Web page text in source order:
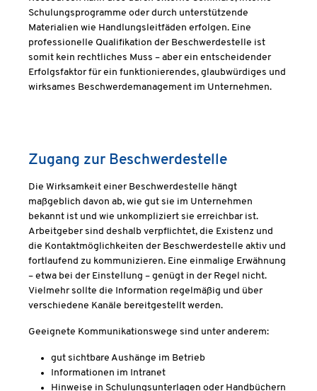
Schulungsprogramme oder durch unterstützende
Materialien wie Handlungsleitfäden erfolgen. Eine
professionelle Qualifikation der Beschwerdestelle ist
somit kein rechtliches Muss – aber ein entscheidender
Erfolgsfaktor für ein funktionierendes, glaubwürdiges und
wirksames Beschwerdemanagement im Unternehmen.
Zugang zur Beschwerdestelle
Die Wirksamkeit einer Beschwerdestelle hängt
maßgeblich davon ab, wie gut sie im Unternehmen
bekannt ist und wie unkompliziert sie erreichbar ist.
Arbeitgeber sind deshalb verpflichtet, die Existenz und
die Kontaktmöglichkeiten der Beschwerdestelle aktiv und
fortlaufend zu kommunizieren. Eine einmalige Erwähnung
– etwa bei der Einstellung – genügt in der Regel nicht.
Vielmehr sollte die Information regelmäßig und über
verschiedene Kanäle bereitgestellt werden.
Geeignete Kommunikationswege sind unter anderem:
gut sichtbare Aushänge im Betrieb
Informationen im Intranet
Hinweise in Schulungsunterlagen oder Handbüchern